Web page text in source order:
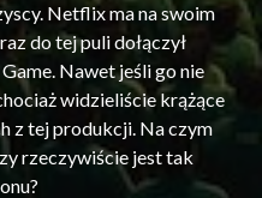
Netflix ma na swoim
do tej puli dołączył
Nawet jeśli go nie
widzieliście krążące
z tej produkcji. Na czym
rzeczywiście jest tak